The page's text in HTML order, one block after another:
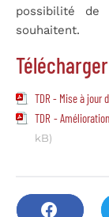
possibilité de
souhaitent.
TDR - Mise à jour
TDR -
kB)